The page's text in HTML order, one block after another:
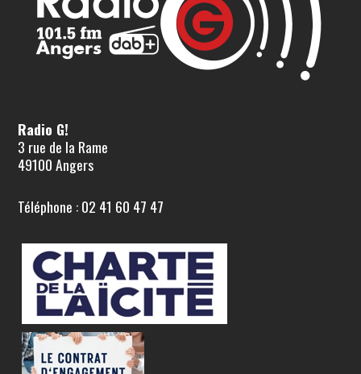
Radio G!
3 rue de la Rame
49100 Angers
Téléphone : 02 41 60 47 47